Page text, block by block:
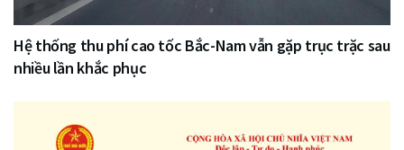
Hệ thống thu phí cao tốc Bắc-Nam vẫn gặp trục trặc sau
nhiều lần khắc phục